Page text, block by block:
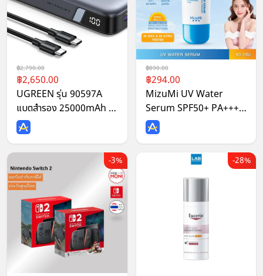
2,790.00
2,650.00
UGREEN รุ่น 90597A
แบตสำรอง 25000mAh /
PD 145W
890.00
294.00
MizuMi UV Water
Serum SPF50+ PA++++
40g No.1 Best Selling
Sunscreen ครีมกันแดด
ยอดขายอันดับ 1 สำหรับใช้
3% 28%